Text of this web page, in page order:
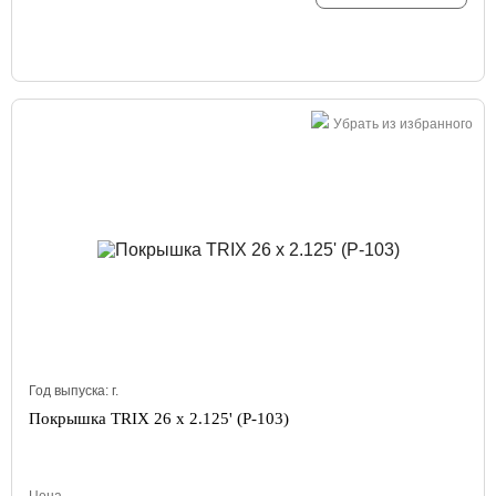
Убрать из избранного
Год выпуска: г.
Покрышка TRIX 26 x 2.125' (P-103)